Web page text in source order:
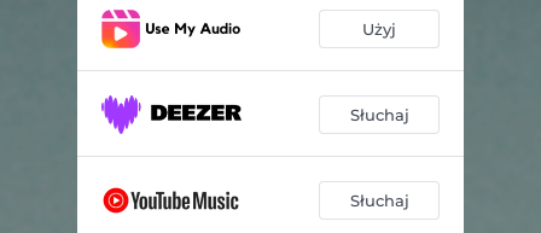
Użyj
Słuchaj
Słuchaj